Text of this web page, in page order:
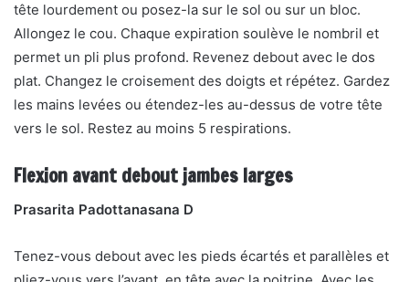
tête lourdement ou posez-la sur le sol ou sur un bloc.
Allongez le cou. Chaque expiration soulève le nombril et
permet un pli plus profond. Revenez debout avec le dos
plat. Changez le croisement des doigts et répétez. Gardez
les mains levées ou étendez-les au-dessus de votre tête
vers le sol. Restez au moins 5 respirations.
Flexion avant debout jambes larges
Prasarita Padottanasana D
Tenez-vous debout avec les pieds écartés et parallèles et